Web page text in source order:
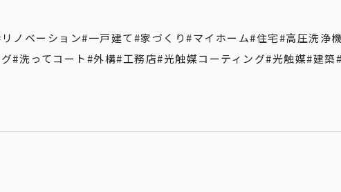
ノベーション#一戸建て#家づくり#マイホーム#住宅#高圧洗浄機
#洗ってコート#外構#工務店#光触媒コーティング#光触媒#建築